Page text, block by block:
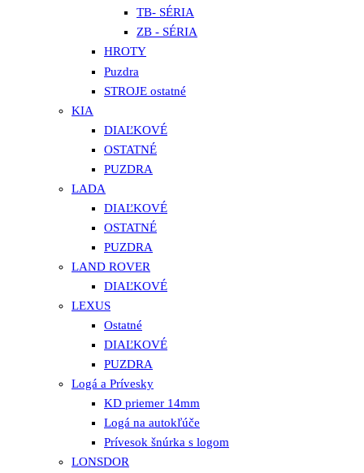
TB- SÉRIA
ZB - SÉRIA
HROTY
Puzdra
STROJE ostatné
KIA
DIAĽKOVÉ
OSTATNÉ
PUZDRA
LADA
DIAĽKOVÉ
OSTATNÉ
PUZDRA
LAND ROVER
DIAĽKOVÉ
LEXUS
Ostatné
DIAĽKOVÉ
PUZDRA
Logá a Prívesky
KD priemer 14mm
Logá na autokľúče
Prívesok šnúrka s logom
LONSDOR